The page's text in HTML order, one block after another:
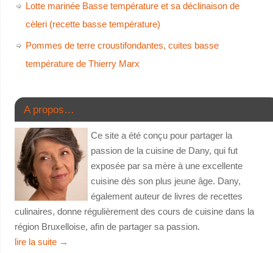
Lotte marinée Basse température et sa déclinaison de
cèleri (recette basse température)
Pommes de terre croustifondantes, cuites basse
température de Thierry Marx
A propos…
Ce site a été conçu pour partager la
passion de la cuisine de Dany, qui fut
exposée par sa mère à une excellente
cuisine dès son plus jeune âge. Dany,
également auteur de livres de recettes
culinaires, donne régulièrement des cours de cuisine dans la
région Bruxelloise, afin de partager sa passion.
lire la suite →